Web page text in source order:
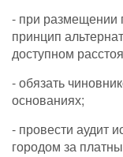
- при размещении
принцип
доступном
- обязать
основаниях;
- провести аудит
городом за